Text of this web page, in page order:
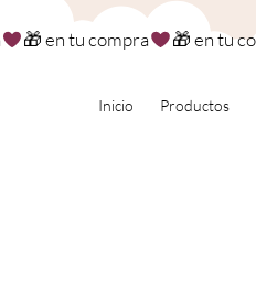
Inicio Productos